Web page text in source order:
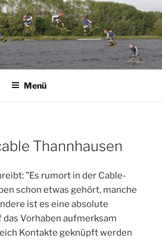
am See
Menü
Thannhausen
"Es rumort in der Cable-
schon etwas gehört, manche
ist es eine absolute
Vorhaben aufmerksam
Kontakte geknüpft werden